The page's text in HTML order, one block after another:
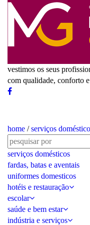
vestimos os seus
com qualidade, conforto
home /serviços
serviços domésticos
fardas, batas e aventais
uniformes domesticos
hotéis e restauração
escolar
saúde e bem estar
indústria e serviços